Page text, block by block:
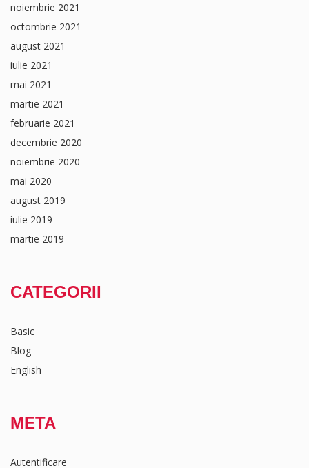
noiembrie 2021
octombrie 2021
august 2021
iulie 2021
mai 2021
martie 2021
februarie 2021
decembrie 2020
noiembrie 2020
mai 2020
august 2019
iulie 2019
martie 2019
CATEGORII
Basic
Blog
English
META
Autentificare